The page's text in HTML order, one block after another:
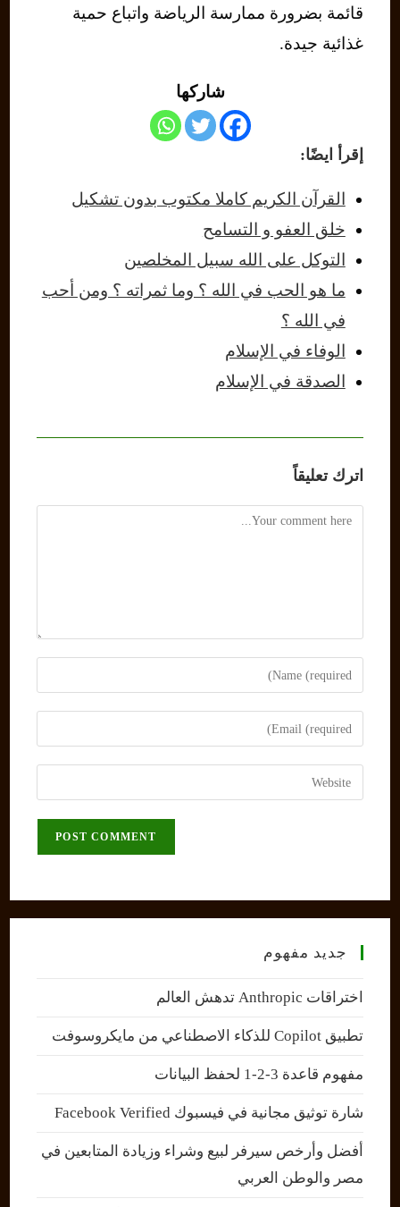
قائمة بضرورة ممارسة الرياضة واتباع حمية
غذائية جيدة.
شاركها
إقرأ ايضًا:
القرآن الكريم كاملا مكتوب بدون تشكيل
خلق العفو و التسامح
التوكل على الله سبيل المخلصين
ما هو الحب في الله ؟ وما ثمراته ؟ ومن أحب
في الله ؟
الوفاء في الإسلام
الصدقة في الإسلام
اترك تعليقاً
Comment
Enter
your
name
comment
Enter
your
email
address
Enter
your
جديد مفهوم
اختراقات Anthropic تدهش العالم
تطبيق Copilot للذكاء الاصطناعي من مايكروسوفت
مفهوم قاعدة 3-2-1 لحفظ البيانات
شارة توثيق مجانية في فيسبوك Facebook Verified
أفضل وأرخص سيرفر لبيع وشراء وزيادة المتابعين في
مصر والوطن العربي